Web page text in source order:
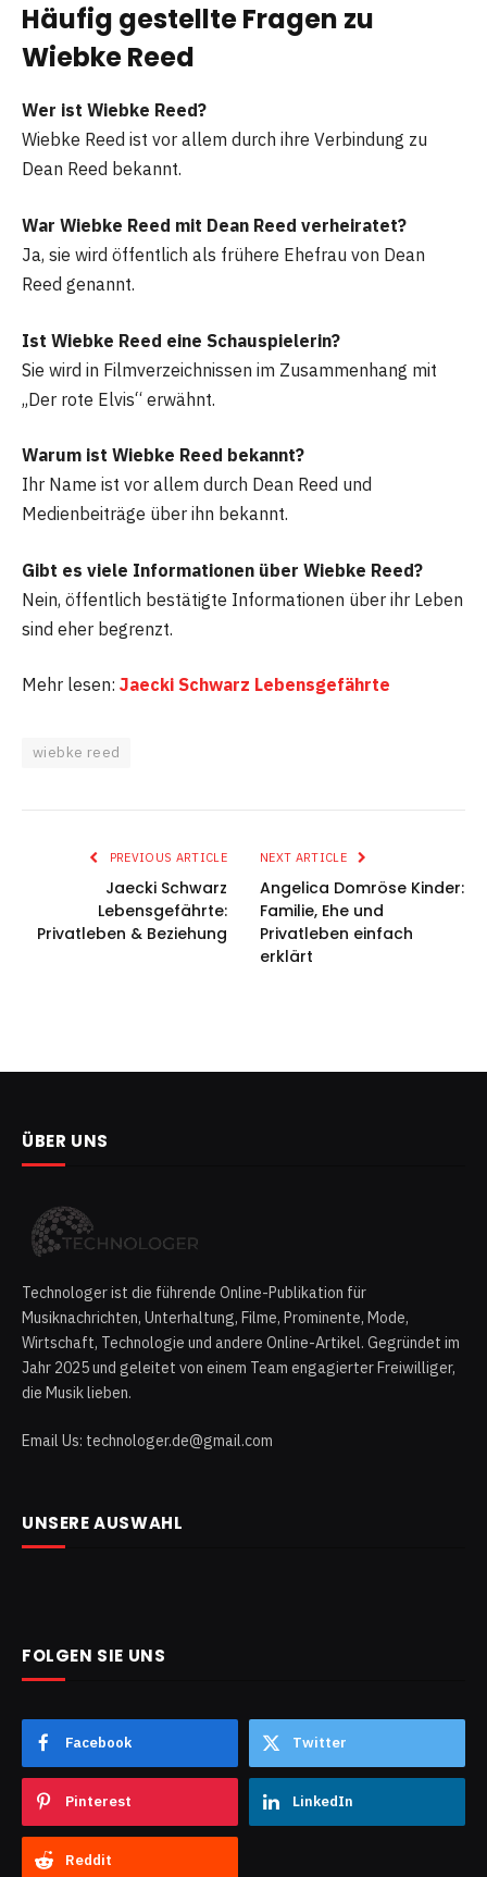
Häufig gestellte Fragen zu
Wiebke Reed
Wer ist Wiebke Reed?
Wiebke Reed ist vor allem durch ihre Verbindung zu
Dean Reed bekannt.
War Wiebke Reed mit Dean Reed verheiratet?
Ja, sie wird öffentlich als frühere Ehefrau von Dean
Reed genannt.
Ist Wiebke Reed eine Schauspielerin?
Sie wird in Filmverzeichnissen im Zusammenhang mit
„Der rote Elvis“ erwähnt.
Warum ist Wiebke Reed bekannt?
Ihr Name ist vor allem durch Dean Reed und
Medienbeiträge über ihn bekannt.
Gibt es viele Informationen über Wiebke Reed?
Nein, öffentlich bestätigte Informationen über ihr Leben
sind eher begrenzt.
Mehr lesen: Jaecki Schwarz Lebensgefährte
wiebke reed
PREVIOUS ARTICLE
Jaecki Schwarz
Lebensgefährte:
Privatleben & Beziehung
NEXT ARTICLE
Angelica Domröse Kinder:
Familie, Ehe und
Privatleben einfach
erklärt
ÜBER UNS
Technologer ist die führende Online-Publikation für
Musiknachrichten, Unterhaltung, Filme, Prominente, Mode,
Wirtschaft, Technologie und andere Online-Artikel. Gegründet im
Jahr 2025 und geleitet von einem Team engagierter Freiwilliger,
die Musik lieben.
Email Us: technologer.de@gmail.com
UNSERE AUSWAHL
FOLGEN SIE UNS
Facebook Twitter
Pinterest LinkedIn
Reddit